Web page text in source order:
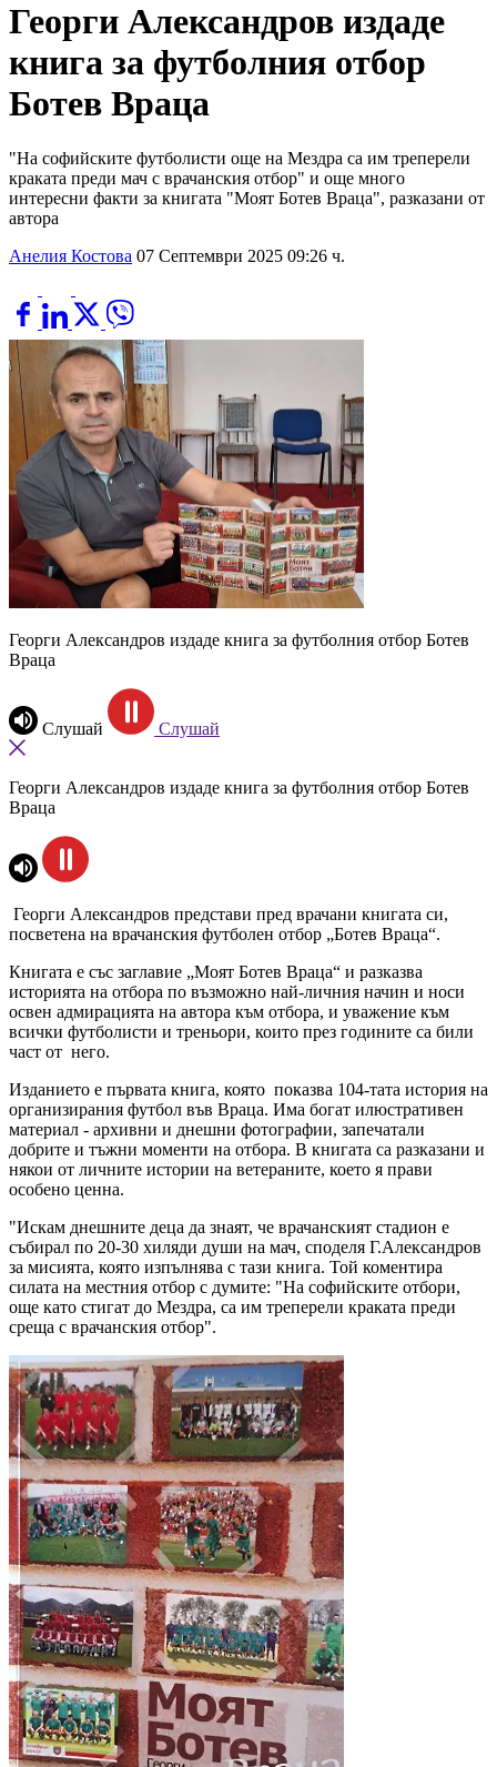
Георги Александров издаде
книга за футболния отбор
Ботев Враца
"На софийските футболисти още на Мездра са им треперели
краката преди мач с врачанския отбор" и още много
интересни факти за книгата "Моят Ботев Враца", разказани от
автора
Анелия Костова 07 Септември 2025 09:26 ч.
Георги Александров издаде книга за футболния отбор Ботев
Враца
Слушай Слушай
Георги Александров издаде книга за футболния отбор Ботев
Враца
Георги Александров представи пред врачани книгата си,
посветена на врачанския футболен отбор „Ботев Враца“.
Книгата е със заглавие „Моят Ботев Враца“ и разказва
историята на отбора по възможно най-личния начин и носи
освен адмирацията на автора към отбора, и уважение към
всички футболисти и треньори, които през годините са били
част от него.
Изданието е първата книга, която показва 104-тата история на
организирания футбол във Враца. Има богат илюстративен
материал - архивни и днешни фотографии, запечатали
добрите и тъжни моменти на отбора. В книгата са разказани и
някои от личните истории на ветераните, което я прави
особено ценна.
"Искам днешните деца да знаят, че врачанският стадион е
събирал по 20-30 хиляди души на мач, споделя Г.Александров
за мисията, която изпълнява с тази книга. Той коментира
силата на местния отбор с думите: "На софийските отбори,
още като стигат до Мездра, са им треперели краката преди
среща с врачанския отбор".